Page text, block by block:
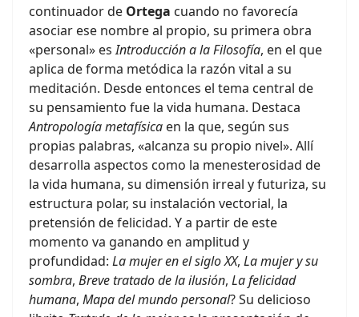
continuador de Ortega cuando no favorecía
asociar ese nombre al propio, su primera obra
«personal» esIntroducción a la Filosofía, en el que
aplica de forma metódica la razón vital a su
meditación. Desde entonces el tema central de
su pensamiento fue la vida humana. Destaca
Antropología metafísica en la que, según sus
propias palabras, «alcanza su propio nivel». Allí
desarrolla aspectos como la menesterosidad de
la vida humana, su dimensión irreal y futuriza, su
estructura polar, su instalación vectorial, la
pretensión de felicidad. Y a partir de este
momento va ganando en amplitud y
profundidad: La mujer en el siglo XX, La mujer y su
sombra, Breve tratado de la ilusión, La felicidad
humana, Mapa del mundo personal? Su delicioso